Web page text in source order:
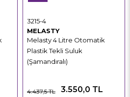
MELASTY
Melasty 4 Litre Otomatik
Plastik Tekli Suluk
(Şamandıralı)
3215-4
3.550,0 TL
4.437,5 TL